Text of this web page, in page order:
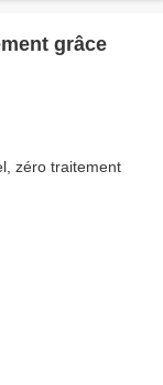
grâce